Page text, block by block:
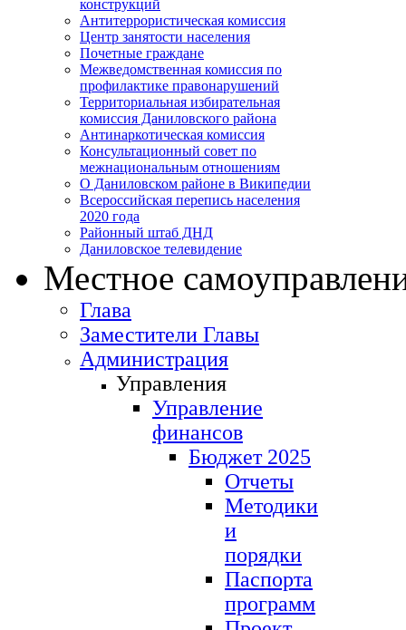
конструкций
Антитеррористическая комиссия
Центр занятости населения
Почетные граждане
Межведомственная комиссия по
профилактике правонарушений
Территориальная избирательная
комиссия Даниловского района
Антинаркотическая комиссия
Консультационный совет по
межнациональным отношениям
О Даниловском районе в Википедии
Всероссийская перепись населения
2020 года
Районный штаб ДНД
Даниловское телевидение
Местное
Глава
Заместители Главы
Администрация
Управления
Управление
финансов
Бюджет 2025
Отчеты
Методики
и
порядки
Паспорта
программ